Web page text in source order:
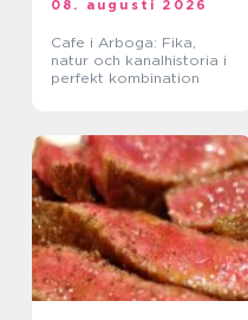
08. augusti 2026
Cafe i Arboga: Fika,
natur och kanalhistoria i
perfekt kombination